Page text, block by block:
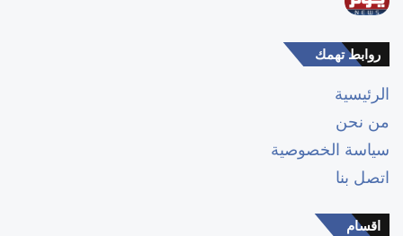
روابط تهمك
الرئيسية
من نحن
سياسة الخصوصية
اتصل بنا
اقسام